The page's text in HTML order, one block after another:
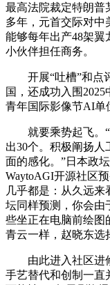
最高法院裁定特朗普
多年，元首交际对中
能够每年出产48架
小伙伴担任商务。
开展“吐槽”和点评
国，还成功入围
青年国际影像节AI单
就要乘势起飞。“
出30个。积极阐扬
面的感化。”日本政
WaytoAGI开源社区
几乎都是：从久远
坛同样预测，你会由
些坐正在电脑前绘图
青云一样，赵晓东选
由此进入社区进修
手艺替代和创制一直